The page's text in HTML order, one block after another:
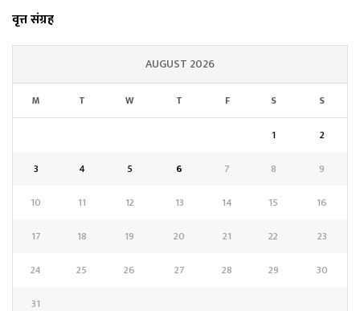
वृत्त संग्रह
AUGUST 2026
M T W T F S S
1
2
3
4 5 6 7 8
9
10
11 12 13 14 15
16
17
18 19 20 21 22
23
24
25 26 27 28 29
30
31